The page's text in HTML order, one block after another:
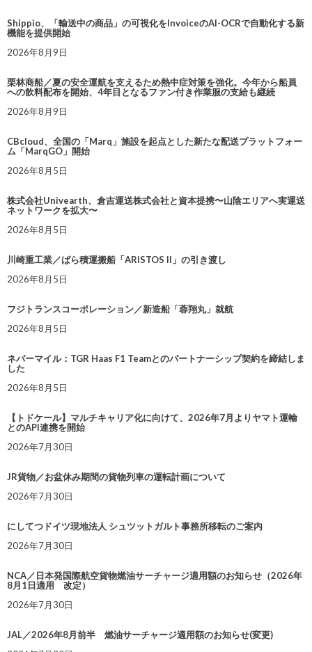
Shippio、「輸送中の商品」の可視化をInvoiceのAI-OCRで自動化する新
機能を提供開始
2026年8月9日
栗林商船／夏の安全運航を支えるため熱中症対策を強化。今年から船員
への飲料配布を開始、4年目となるファン付き作業服の支給も継続
2026年8月9日
CBcloud、全国の「Marq」施設を起点とした新たな配送プラットフォー
ム「MarqGO」開始
2026年8月5日
株式会社Univearth、倉吉運送株式会社と資本提携〜山陰エリアへ実運送
ネットワークを拡大〜
2026年8月5日
川崎重工業／ばら積運搬船「ARISTOS II」の引き渡し
2026年8月5日
フジトランスコーポレーション／新造船「蓉翔丸」就航
2026年8月5日
ネバーマイル：TGR Haas F1 Teamとのパートナーシップ契約を締結しま
した
2026年8月5日
【トドケール】マルチキャリア化に向けて、2026年7月よりヤマト運輸
とのAPI連携を開始
2026年7月30日
JR貨物／お盆休み期間の貨物列車の運転計画について
2026年7月30日
にしてつドイツ現地法人 シュツットガルト事務所移転のご案内
2026年7月30日
NCA／日本発国際航空貨物燃油サーチャージ適用額のお知らせ（2026年
8月1日適用 改定）
2026年7月30日
JAL／2026年8月前半 燃油サーチャージ適用額のお知らせ(変更)